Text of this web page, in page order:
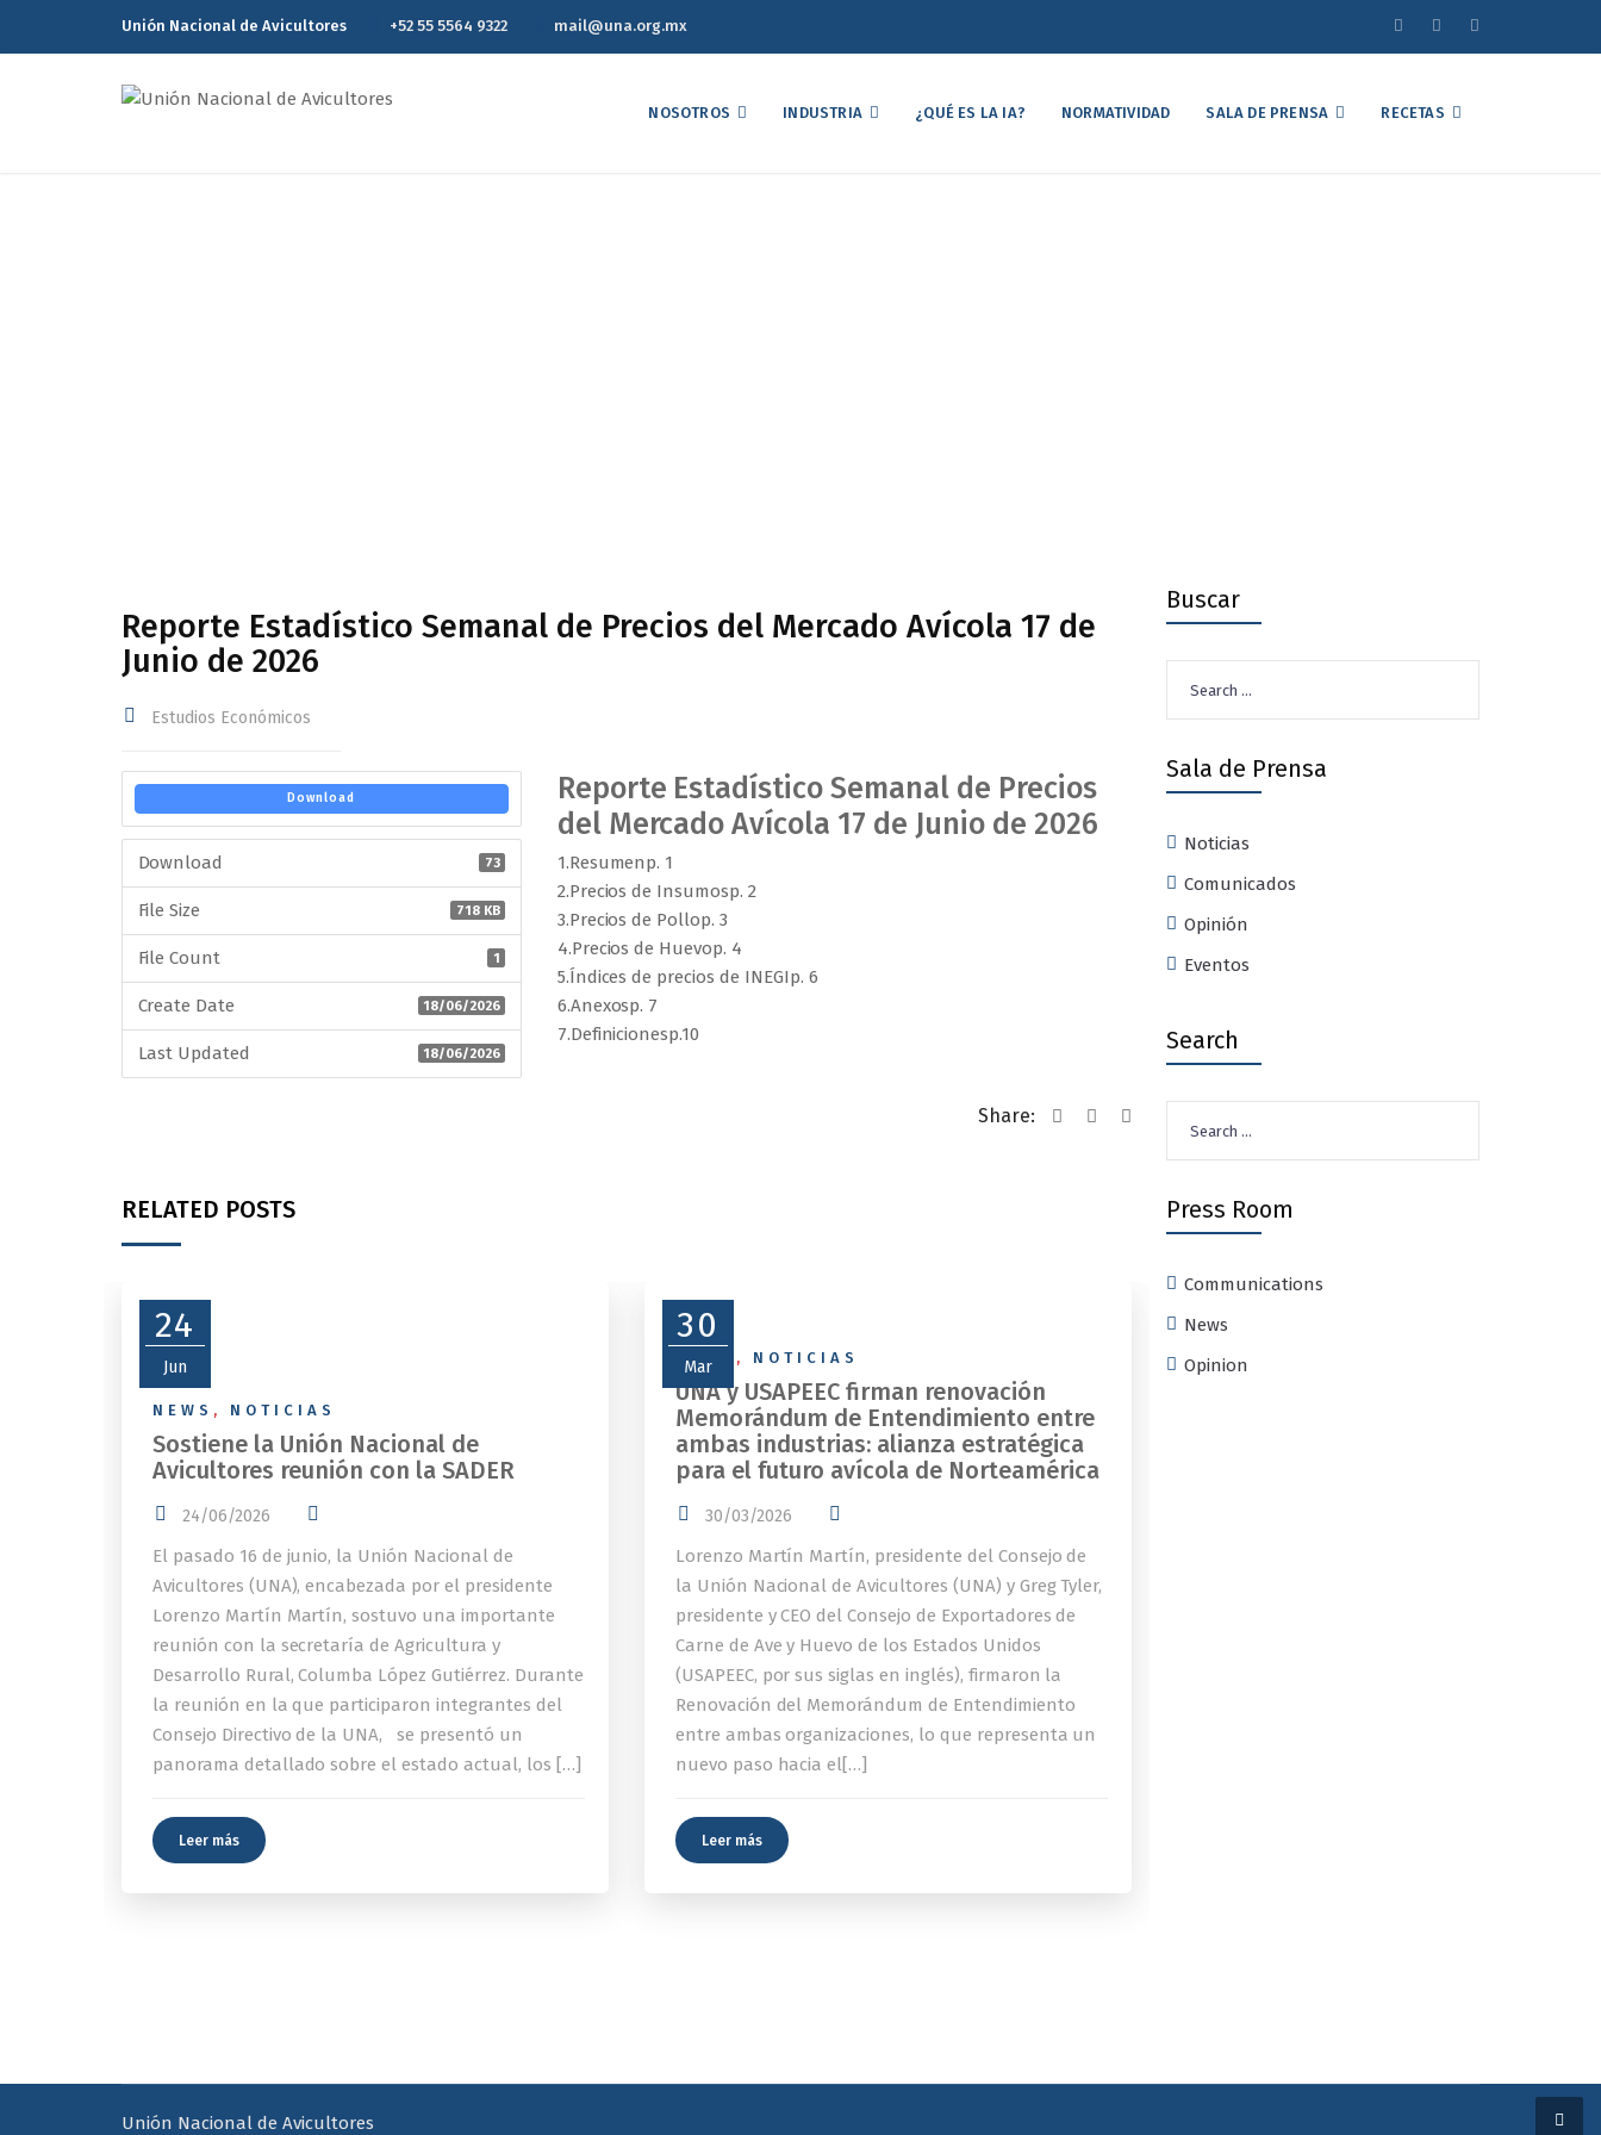
Unión Nacional de Avicultores +52 55 5564 9322 mail@una.org.mx
NOSOTROS INDUSTRIA ¿QUÉ ES LA IA? NORMATIVIDAD SALA DE PRENSA RECETAS
Reporte Estadístico Semanal de Precios del Mercado Avícola 17 de
Junio de 2026
Estudios Económicos
Download
Download 73
File Size 718 KB
File Count 1
Create Date 18/06/2026
Last Updated 18/06/2026
Reporte Estadístico Semanal de Precios
del Mercado Avícola 17 de Junio de 2026
1.Resumenp. 1
2.Precios de Insumosp. 2
3.Precios de Pollop. 3
4.Precios de Huevop. 4
5.Índices de precios de INEGIp. 6
6.Anexosp. 7
7.Definicionesp.10
Share:
RELATED POSTS
24
Jun
NEWS , NOTICIAS
Sostiene la Unión Nacional de
Avicultores reunión con la SADER
24/06/2026
El pasado 16 de junio, la Unión Nacional de
Avicultores (UNA), encabezada por el presidente
Lorenzo Martín Martín, sostuvo una importante
reunión con la secretaría de Agricultura y
Desarrollo Rural, Columba López Gutiérrez. Durante
la reunión en la que participaron integrantes del
Consejo Directivo de la UNA, se presentó un
panorama detallado sobre el estado actual, los […]
Leer más
30
Mar
NEWS , NOTICIAS
UNA y USAPEEC firman renovación
Memorándum de Entendimiento entre
ambas industrias: alianza estratégica
para el futuro avícola de Norteamérica
30/03/2026
Lorenzo Martín Martín, presidente del Consejo de
la Unión Nacional de Avicultores (UNA) y Greg Tyler,
presidente y CEO del Consejo de Exportadores de
Carne de Ave y Huevo de los Estados Unidos
(USAPEEC, por sus siglas en inglés), firmaron la
Renovación del Memorándum de Entendimiento
entre ambas organizaciones, lo que representa un
nuevo paso hacia el[…]
Leer más
Buscar
for:
Sala de Prensa
Noticias
Comunicados
Opinión
Eventos
Search
for:
Press Room
Communications
News
Opinion
Unión Nacional de Avicultores